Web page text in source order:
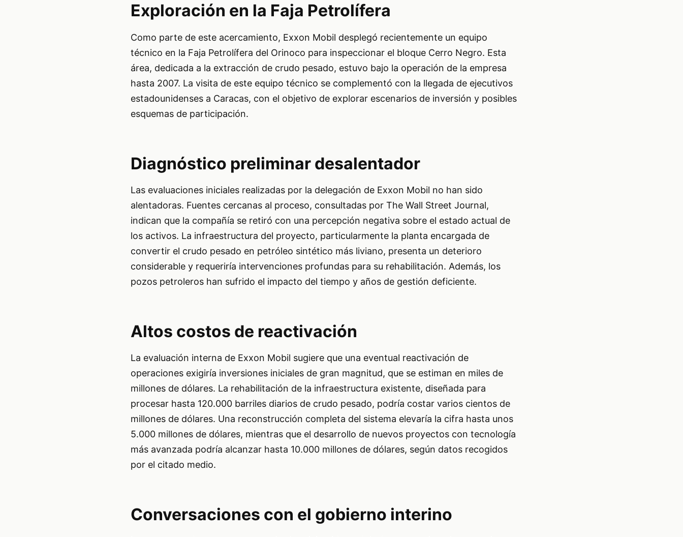
Exploración en la Faja Petrolífera
Como parte de este acercamiento, Exxon Mobil desplegó recientemente un equipo
técnico en la Faja Petrolífera del Orinoco para inspeccionar el bloque Cerro Negro. Esta
área, dedicada a la extracción de crudo pesado, estuvo bajo la operación de la empresa
hasta 2007. La visita de este equipo técnico se complementó con la llegada de ejecutivos
estadounidenses a Caracas, con el objetivo de explorar escenarios de inversión y posibles
esquemas de participación.
Diagnóstico preliminar desalentador
Las evaluaciones iniciales realizadas por la delegación de Exxon Mobil no han sido
alentadoras. Fuentes cercanas al proceso, consultadas por The Wall Street Journal,
indican que la compañía se retiró con una percepción negativa sobre el estado actual de
los activos. La infraestructura del proyecto, particularmente la planta encargada de
convertir el crudo pesado en petróleo sintético más liviano, presenta un deterioro
considerable y requeriría intervenciones profundas para su rehabilitación. Además, los
pozos petroleros han sufrido el impacto del tiempo y años de gestión deficiente.
Altos costos de reactivación
La evaluación interna de Exxon Mobil sugiere que una eventual reactivación de
operaciones exigiría inversiones iniciales de gran magnitud, que se estiman en miles de
millones de dólares. La rehabilitación de la infraestructura existente, diseñada para
procesar hasta 120.000 barriles diarios de crudo pesado, podría costar varios cientos de
millones de dólares. Una reconstrucción completa del sistema elevaría la cifra hasta unos
5.000 millones de dólares, mientras que el desarrollo de nuevos proyectos con tecnología
más avanzada podría alcanzar hasta 10.000 millones de dólares, según datos recogidos
por el citado medio.
Conversaciones con el gobierno interino